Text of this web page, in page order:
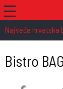
☰
Najveća hrvatska
Bistro